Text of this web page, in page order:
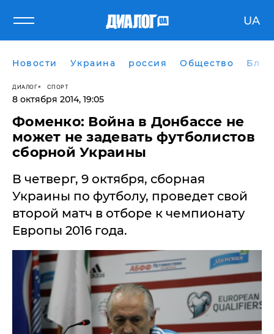
UA
Новости Украина россия Общество
ДИАЛОГ СПОРТ
8 октября 2014, 19:05
Фоменко: Война в Донбассе не
может не задевать футболистов
сборной Украины
В четверг, 9 октября, сборная
Украины по футболу, проведет свой
второй матч в отборе к чемпионату
Европы 2016 года.